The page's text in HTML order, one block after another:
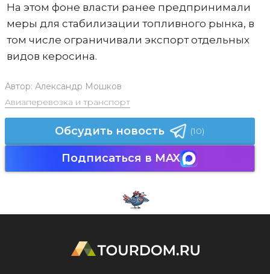
На этом фоне власти ранее предпринимали
меры для стабилизации топливного рынка, в
том числе ограничивали экспорт отдельных
видов керосина.
Автор: Александр Мошков
Авиаперевозка и транспорт
Обсудить новость (10)
Подписаться в MAX